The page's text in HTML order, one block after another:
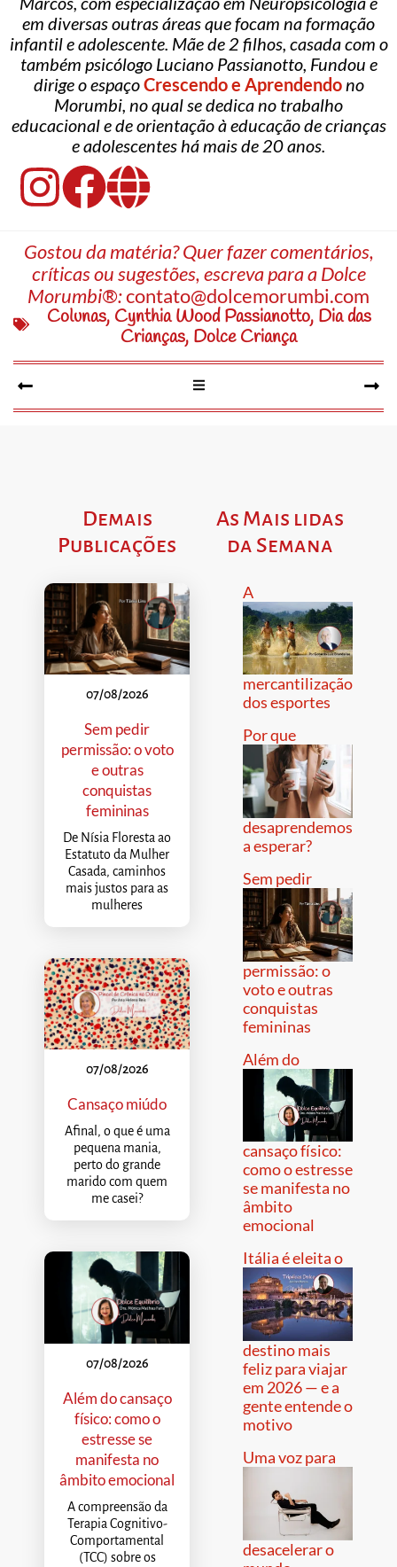
em diversas outras áreas que focam na formação
infantil e adolescente. Mãe de 2 filhos, casada com o
também psicólogo Luciano Passianotto, Fundou e
dirige o espaçoCrescendo e Aprendendono
Morumbi, no qual se dedica no trabalho
educacional e de orientação à educação de crianças
e adolescentes há mais de 20 anos.
Gostou da matéria? Quer fazer comentários,
críticas ou sugestões, escreva para a Dolce
Morumbi®:contato@dolcemorumbi.com
Colunas, Cynthia Wood Passianotto, Dia das
Crianças, Dolce Criança
Demais
Publicações
07/08/2026
Sem pedir
permissão: o voto
e outras
conquistas
femininas
De Nísia Floresta ao
Estatuto da Mulher
Casada, caminhos
mais justos para as
mulheres
07/08/2026
Cansaço miúdo
Afinal, o que é uma
pequena mania,
perto do grande
marido com quem
me casei?
07/08/2026
Além do cansaço
físico: como o
estresse se
manifesta no
âmbito emocional
A compreensão da
Terapia Cognitivo-
Comportamental
(TCC) sobre os
As Mais lidas
da Semana
A
mercantilização
dos esportes
Por que
desaprendemos
a esperar?
Sem pedir
permissão: o
voto e outras
conquistas
femininas
Além do
cansaço físico:
como o estresse
se manifesta no
âmbito
emocional
Itália é eleita o
destino mais
feliz para viajar
em 2026 — e a
gente entende o
motivo
Uma voz para
desacelerar o